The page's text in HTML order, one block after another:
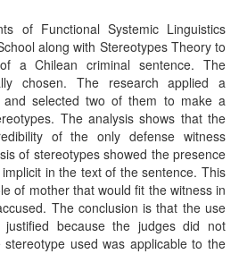
of Functional Systemic Linguistics
along with Stereotypes Theory to
a Chilean criminal sentence. The
chosen. The research applied a
selected two of them to make a
The analysis shows that the
of the only defense witness
of stereotypes showed the presence
in the text of the sentence. This
of mother that would fit the witness in
The conclusion is that the use
because the judges did not
used was applicable to the